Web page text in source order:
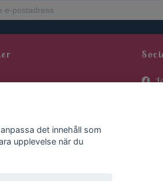
villkor
det innehåll som
upplevelse när du